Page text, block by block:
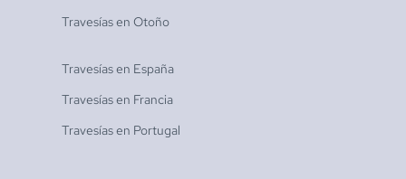
Travesías en Otoño
Travesías en España
Travesías en Francia
Travesías en Portugal